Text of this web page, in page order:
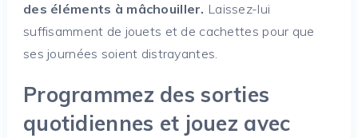
des éléments à mâchouiller. Laissez-lui
suffisamment de jouets et de cachettes pour que
ses journées soient distrayantes.
Programmez des sorties
quotidiennes et jouez avec